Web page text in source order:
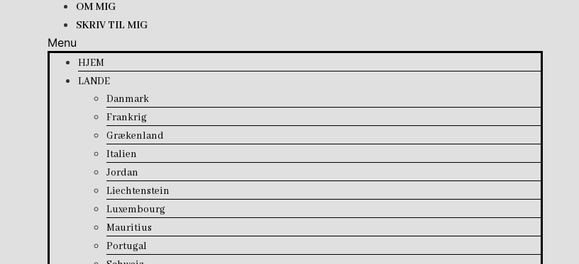
OM MIG
SKRIV TIL MIG
Menu
HJEM
LANDE
Danmark
Frankrig
Grækenland
Italien
Jordan
Liechtenstein
Luxembourg
Mauritius
Portugal